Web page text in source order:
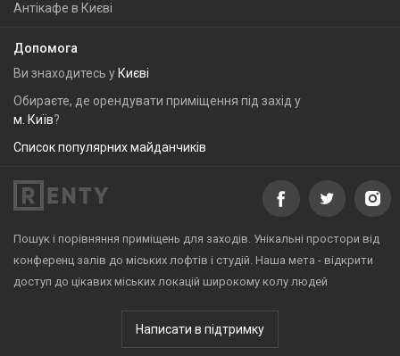
Антікафе в Києві
Допомога
Ви знаходитесь у Києві
Обираєте, де орендувати приміщення під захід у
м. Київ?
Список популярних майданчиків
Пошук і порівняння приміщень для заходів. Унікальні простори від
конференц залів до міських лофтів і студій. Наша мета - відкрити
доступ до цікавих міських локацій широкому колу людей
Написати в підтримку